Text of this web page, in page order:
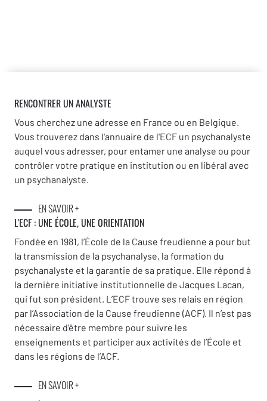
RENCONTRER UN ANALYSTE
Vous cherchez une adresse en France ou en Belgique.
Vous trouverez dans l'annuaire de l'ECF un psychanalyste
auquel vous adresser, pour entamer une analyse ou pour
contrôler votre pratique en institution ou en libéral avec
un psychanalyste.
EN SAVOIR +
L'ECF : UNE ÉCOLE, UNE ORIENTATION
Fondée en 1981, l’École de la Cause freudienne a pour but
la transmission de la psychanalyse, la formation du
psychanalyste et la garantie de sa pratique. Elle répond à
la dernière initiative institutionnelle de Jacques Lacan,
qui fut son président. L’ECF trouve ses relais en région
par l’Association de la Cause freudienne (ACF). Il n’est pas
nécessaire d’être membre pour suivre les
enseignements et participer aux activités de l’École et
dans les régions de l’ACF.
EN SAVOIR +